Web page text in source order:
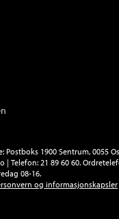
Postboks 1900 Sentrum, 0055
| Telefon: 21 89 60 60.
08-16.
og informasjonskapsler